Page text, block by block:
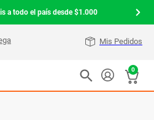
a todo el país desde $1.000
Mis Pedidos
0